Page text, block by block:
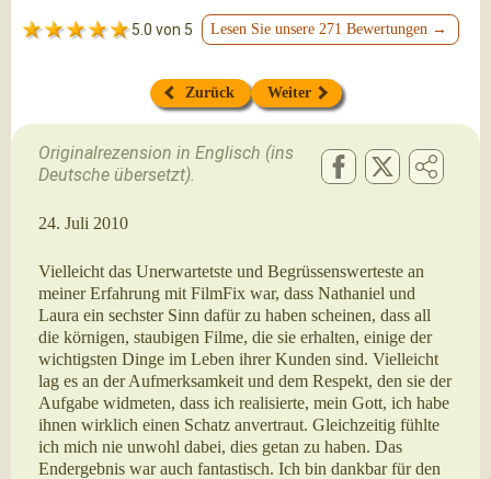
5.0 von 5 Lesen Sie unsere 271 Bewertungen →
Zurück Weiter
Originalrezension in Englisch (ins
Deutsche übersetzt).
24. Juli 2010
Vielleicht das Unerwartetste und Begrüssenswerteste an
meiner Erfahrung mit FilmFix war, dass Nathaniel und
Laura ein sechster Sinn dafür zu haben scheinen, dass all
die körnigen, staubigen Filme, die sie erhalten, einige der
wichtigsten Dinge im Leben ihrer Kunden sind. Vielleicht
lag es an der Aufmerksamkeit und dem Respekt, den sie der
Aufgabe widmeten, dass ich realisierte, mein Gott, ich habe
ihnen wirklich einen Schatz anvertraut. Gleichzeitig fühlte
ich mich nie unwohl dabei, dies getan zu haben. Das
Endergebnis war auch fantastisch. Ich bin dankbar für den